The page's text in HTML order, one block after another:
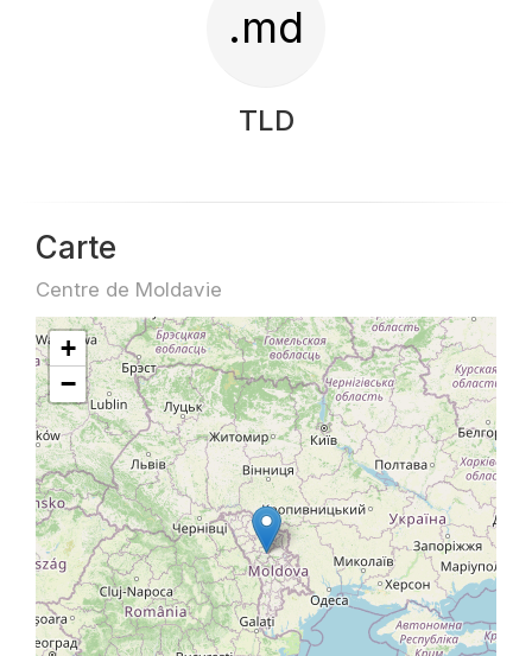
.md
TLD
Carte
Centre de Moldavie
+
−